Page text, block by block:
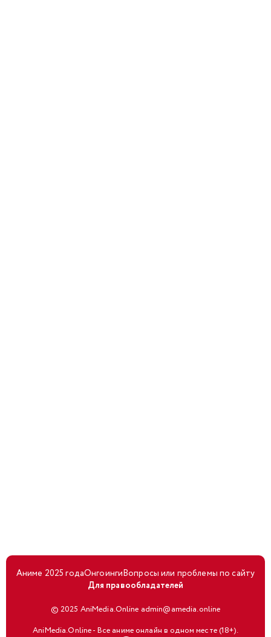
Аниме 2025 годаОнгоингиВопросы или проблемы по сайту
Для правообладателей
© 2025 AniMedia.Online admin@amedia.online
AniMedia.Online - Все аниме онлайн в одном месте (18+).